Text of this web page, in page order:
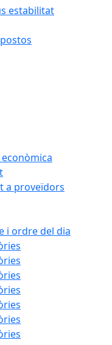
estabilitat
a proveïdors
i ordre del dia